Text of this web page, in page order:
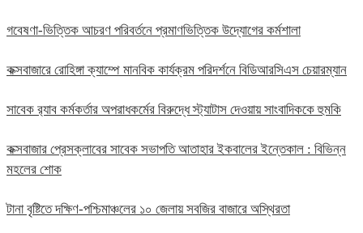
গবেষণা-ভিত্তিক আচরণ পরিবর্তনে প্রমাণভিত্তিক উদ্যোগের কর্মশালা
কক্সবাজারে রোহিঙ্গা ক্যাম্পে মানবিক কার্যক্রম পরিদর্শনে বিডিআরসিএস চেয়ারম্যান
সাবেক র‍্যাব কর্মকর্তার অপরাধকর্মের বিরুদ্ধে স্ট্যাটাস দেওয়ায় সাংবাদিককে হুমকি
কক্সবাজার প্রেসক্লাবের সাবেক সভাপতি আতাহার ইকবালের ইন্তেকাল : বিভিন্ন
মহলের শোক
টানা বৃষ্টিতে দক্ষিণ-পশ্চিমাঞ্চলের ১০ জেলায় সবজির বাজারে অস্থিরতা